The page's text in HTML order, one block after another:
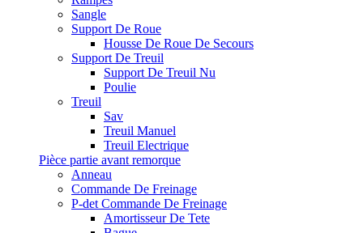
Sangle
Support De Roue
Housse De Roue De Secours
Support De Treuil
Support De Treuil Nu
Poulie
Treuil
Sav
Treuil Manuel
Treuil Electrique
Pièce partie avant remorque
Anneau
Commande De Freinage
P-det Commande De Freinage
Amortisseur De Tete